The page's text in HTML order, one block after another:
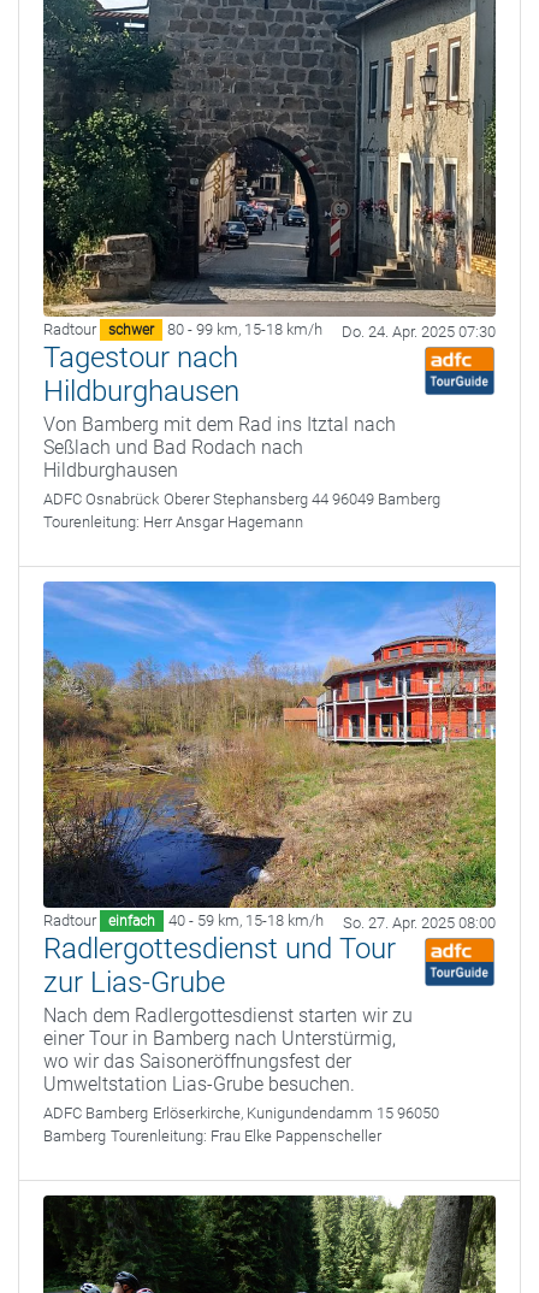
Radtour schwer 80 - 99 km, 15-18 km/h Do. 24. Apr. 2025 07:30
Tagestour nach
Hildburghausen
Von Bamberg mit dem Rad ins Itztal nach
Seßlach und Bad Rodach nach
Hildburghausen
ADFC Osnabrück Oberer Stephansberg 44 96049 Bamberg
Tourenleitung: Herr Ansgar Hagemann
Radtour einfach 40 - 59 km, 15-18 km/h So. 27. Apr. 2025 08:00
Radlergottesdienst und Tour
zur Lias-Grube
Nach dem Radlergottesdienst starten wir zu
einer Tour in Bamberg nach Unterstürmig,
wo wir das Saisoneröffnungsfest der
Umweltstation Lias-Grube besuchen.
ADFC Bamberg Erlöserkirche, Kunigundendamm 15 96050
Bamberg Tourenleitung: Frau Elke Pappenscheller